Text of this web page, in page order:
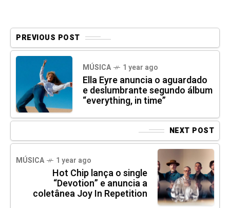
PREVIOUS POST
MÚSICA 1 year ago
Ella Eyre anuncia o aguardado
e deslumbrante segundo álbum
“everything, in time”
NEXT POST
MÚSICA 1 year ago
Hot Chip lança o single
“Devotion” e anuncia a
coletânea Joy In Repetition